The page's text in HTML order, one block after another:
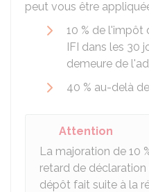
peut vous être
10 % de l'impôt
IFI dans les 30
demeure de
40 % au-delà
Attention
La majoration de 10
retard de
dépôt fait suite à la